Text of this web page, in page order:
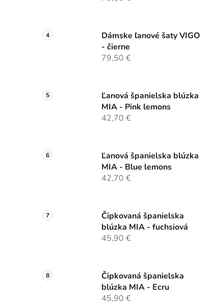
Dámske ľanové šaty VIGO
- čierne
79,50 €
Ľanová španielska blúzka
MIA - Pink lemons
42,70 €
Ľanová španielska blúzka
MIA - Blue lemons
42,70 €
Čipkovaná španielska
blúzka MIA - fuchsiová
45,90 €
Čipkovaná španielska
blúzka MIA - Ecru
45,90 €